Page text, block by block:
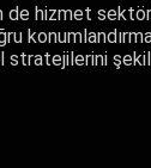
de hizmet
stratejilerini